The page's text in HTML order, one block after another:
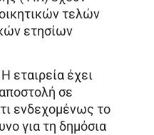
τελών
ετησίων
Η εταιρεία έχει
σε
ενδεχομένως το
για τη δημόσια